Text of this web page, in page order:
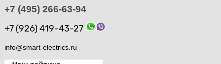
+7 (495) 266-63-94
+7 (926) 419-43-27
info@smart-electrics.ru